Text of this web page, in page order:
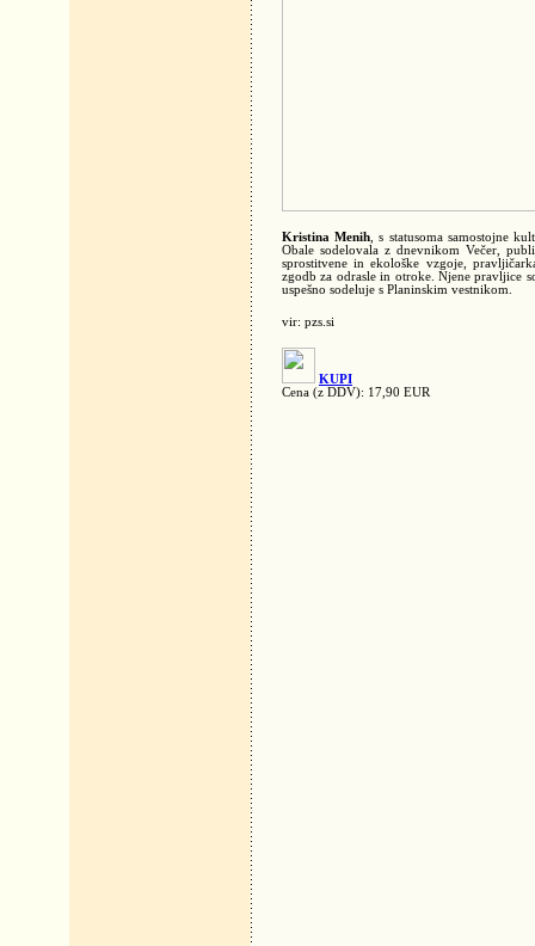
Kristina Menih , s statusoma samostojne
Obale sodelovala z dnevnikom Večer,
sprostitvene in ekološke vzgoje,
zgodb za odrasle in otroke. Njene pravljice
uspešno sodeluje s Planinskim vestnikom.
vir: pzs.si
KUPI
Cena (z DDV): 17,90 EUR